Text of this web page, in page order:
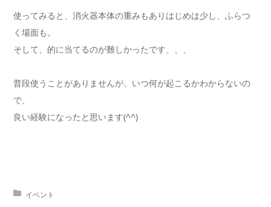
使ってみると、消火器本体の重みもありはじめは少し、ふらつ
く場面も。
そして、的に当てるのが難しかったです、、、
普段使うことがありませんが、いつ何が起こるかわからないの
で、
良い経験になったと思います(^^)
イベント